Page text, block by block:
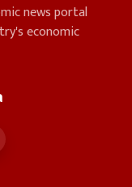
news portal
economic